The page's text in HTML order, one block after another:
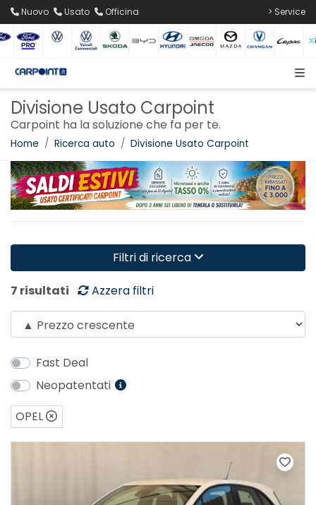
Nuovo Usato Officina > Service
Divisione Usato Carpoint
Carpoint ha la soluzione che fa per te.
Home Ricerca auto Divisione Usato Carpoint
Filtri di ricerca
7 risultati Azzera filtri
Fast Deal
Neopatentati
OPEL